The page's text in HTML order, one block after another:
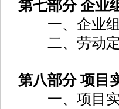
第七部分 企业
一、企业
二、劳动定
第八部分 项目
一、项目实